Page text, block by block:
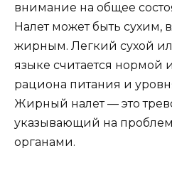
внимание на общее
Налет может быть сухим,
жирным. Легкий сухой
языке считается нормой
рациона питания и
Жирный налет — это
указывающий на
органами.